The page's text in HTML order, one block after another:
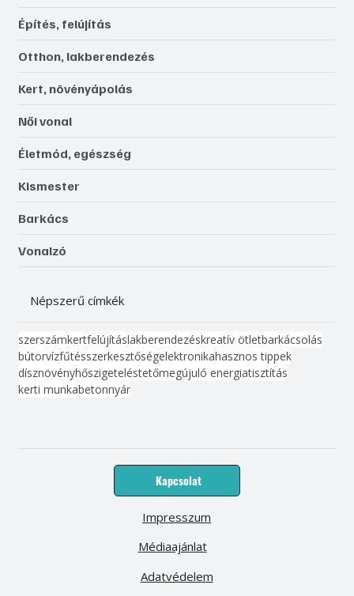
Építés, felújítás
Otthon, lakberendezés
Kert, növényápolás
Női vonal
Életmód, egészség
Kismester
Barkács
Vonalzó
Népszerű címkék
szerszámkertfelújításlakberendezéskreatív ötletbarkácsolás
bútorvízfűtésszerkesztőségelektronikahasznos tippek
dísznövényhőszigeteléstetőmegújuló energiatisztítás
kerti munkabetonnyár
Kapcsolat
Médiaajánlat
Impresszum
Adatvédelem